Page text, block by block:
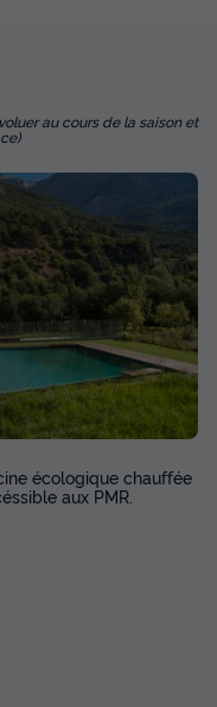
au cours de la saison et
écologique chauffée
aux PMR.